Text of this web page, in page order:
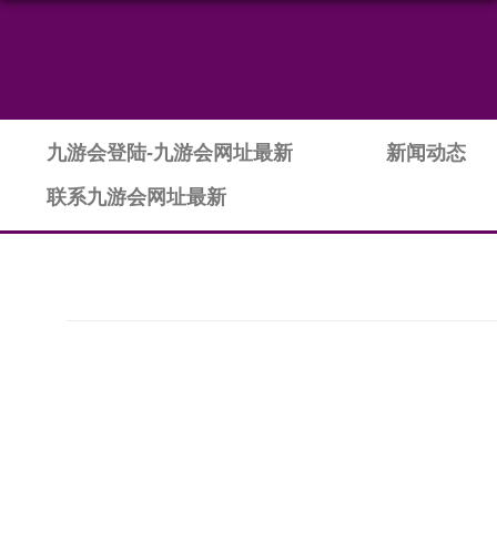
九游会登陆-九游会网址最新
新闻动态
联系九游会网址最新